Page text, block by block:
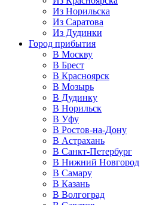
Из Норильска
Из Саратова
Из Дудинки
Город прибытия
В Москву
В Брест
В Красноярск
В Мозырь
В Дудинку
В Норильск
В Уфу
В Ростов-на-Дону
В Астрахань
В Санкт-Петербург
В Нижний Новгород
В Самару
В Казань
В Волгоград